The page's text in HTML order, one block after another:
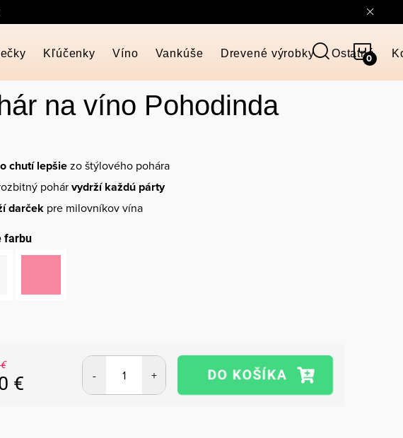
Kľúčenky Víno Vankúše Drevené výrobky Ostatné
na víno Pohodinda
chutí lepšiezo štýlového pohára
pohárvydrží každú párty
darček pre milovníkov vína
farbu
€